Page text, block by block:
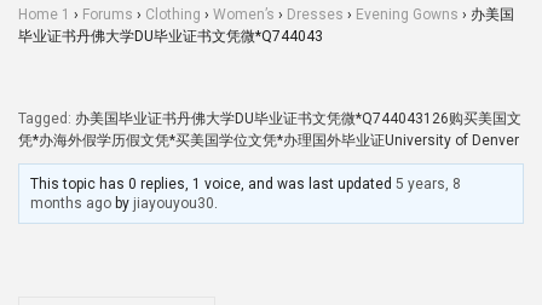
Home 1 › Forums › Clothing › Women’s › Dresses › Evening Gowns › 办美国
毕业证书丹佛大学DU毕业证书文凭微*Q744043
Tagged: 办美国毕业证书丹佛大学DU毕业证书文凭微*Q744043126购买美国文
凭*办海外假学历假文凭*买美国学位文凭*办理国外毕业证University of Denver
This topic has 0 replies, 1 voice, and was last updated5 years, 8
months ago by jiayouyou30.